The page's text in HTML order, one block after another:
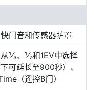
门音和传感器护罩
¹⁄₃、¹⁄₂和1EV中选择
下可延长至900秒）、
（遥控B门）